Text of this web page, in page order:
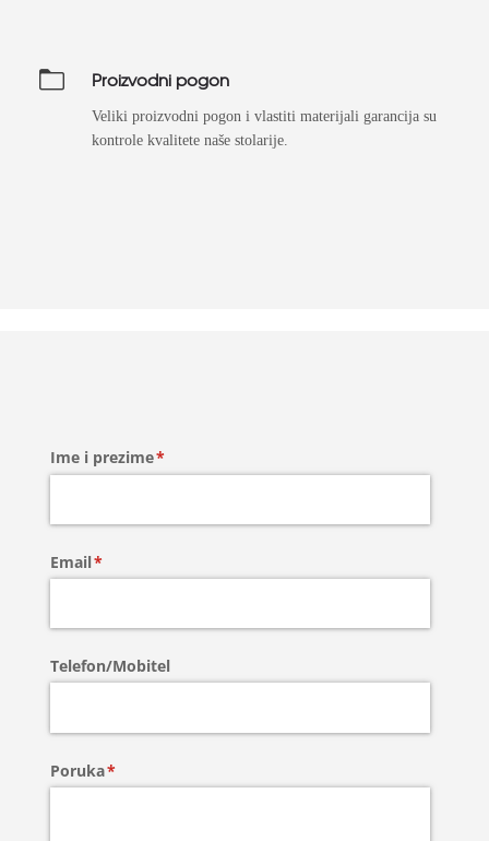
Proizvodni pogon
Veliki proizvodni pogon i vlastiti materijali garancija su
kontrole kvalitete naše stolarije.
Ime i prezime*
(required)
Email*
(required)
Telefon/​Mobitel
Poruka*
(required)